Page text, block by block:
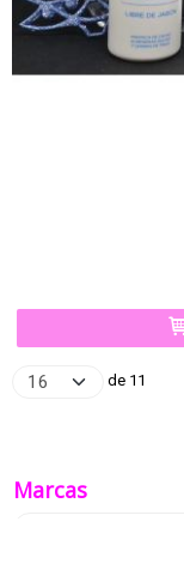
Marcas
de 11